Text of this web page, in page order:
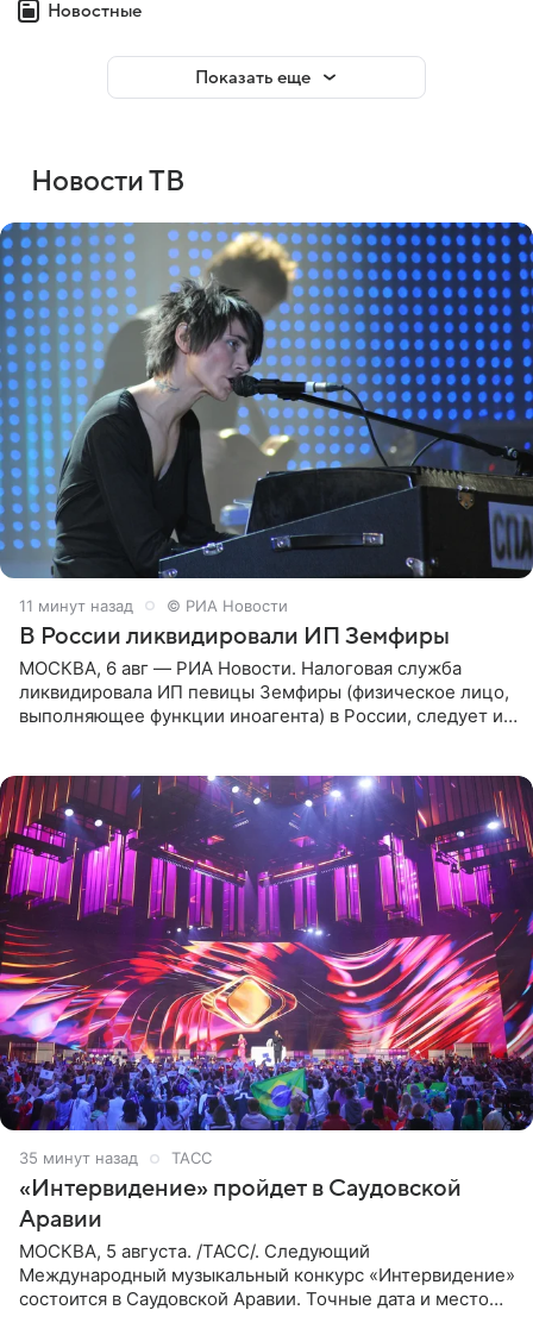
Новостные
Показать еще
Новости ТВ
11 минут назад © РИА Новости
В России ликвидировали ИП Земфиры
МОСКВА, 6 авг — РИА Новости. Налоговая служба
ликвидировала ИП певицы Земфиры (физическое лицо,
выполняющее функции иноагента) в России, следует из
35 минут назад ТАСС
«Интервидение» пройдет в Саудовской
Аравии
МОСКВА, 5 августа. /ТАСС/. Следующий
Международный музыкальный конкурс «Интервидение»
состоится в Саудовской Аравии. Точные дата и место